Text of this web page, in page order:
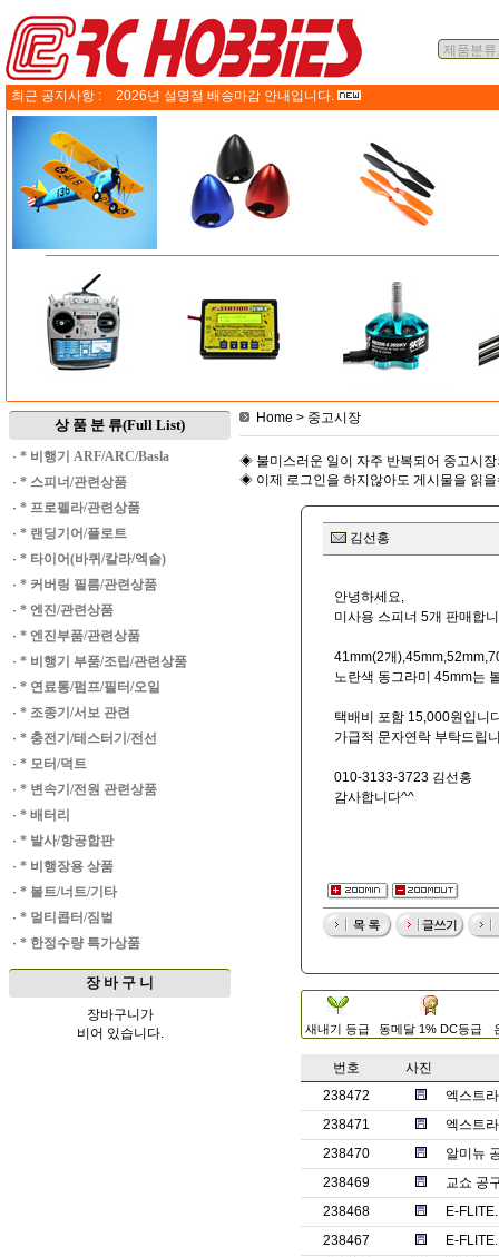
최근 공지사항 : 2026년 설명절 배송마감 안내입니다.
상 품 분 류(Full List)
· * 비행기 ARF/ARC/Basla
· * 스피너/관련상품
· * 프로펠라/관련상품
· * 랜딩기어/플로트
· * 타이어(바퀴/칼라/엑슬)
· * 커버링 필름/관련상품
· * 엔진/관련상품
· * 엔진부품/관련상품
· * 비행기 부품/조립/관련상품
· * 연료통/펌프/필터/오일
· * 조종기/서보 관련
· * 충전기/테스터기/전선
· * 모터/덕트
· * 변속기/전원 관련상품
· * 배터리
· * 발사/항공합판
· * 비행장용 상품
· * 볼트/너트/기타
· * 멀티콥터/짐벌
· * 한정수량 특가상품
장 바 구 니
장바구니가
비어 있습니다.
Home > 중고시장
◈ 불미스러운 일이 자주 반복되어 중고시
◈ 이제 로그인을 하지않아도 게시물을 읽
김선홍
안녕하세요,
미사용 스피너 5개 판매합
41mm(2개
노란색 동그라미 45mm는
택배비 포함 15,000원입니
가급적 문자연락 부탁드립
010-3133-3723 김선홍
감사합니다^^
새내기 등급 동메달 1% DC등급
번호
사진
238472
엑스트
238471
엑스트라
238470
알미뉴
238469
교쇼 공
238468
E-
238467
E-FLITE.